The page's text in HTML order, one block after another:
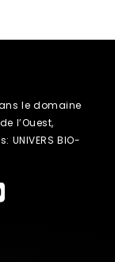
le domaine
l’Ouest,
BIO-